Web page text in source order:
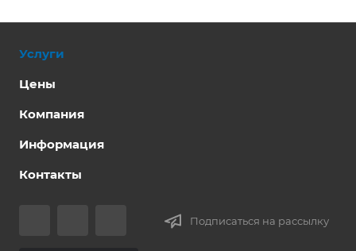
Услуги
Цены
Компания
Информация
Контакты
Подписаться на рассылку